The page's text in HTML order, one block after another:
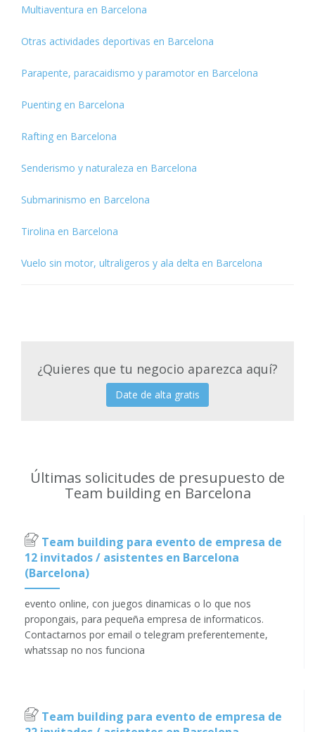
Multiaventura en Barcelona
Otras actividades deportivas en Barcelona
Parapente, paracaidismo y paramotor en Barcelona
Puenting en Barcelona
Rafting en Barcelona
Senderismo y naturaleza en Barcelona
Submarinismo en Barcelona
Tirolina en Barcelona
Vuelo sin motor, ultraligeros y ala delta en Barcelona
¿Quieres que tu negocio aparezca aquí?
Date de alta gratis
Últimas solicitudes de presupuesto de
Team building en Barcelona
Team building para evento de empresa de
12 invitados / asistentes en Barcelona
(Barcelona)
evento online, con juegos dinamicas o lo que nos
propongais, para pequeña empresa de informaticos.
Contactarnos por email o telegram preferentemente,
whatssap no nos funciona
Team building para evento de empresa de